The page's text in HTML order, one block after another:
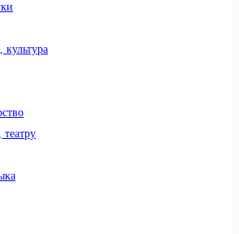
культура